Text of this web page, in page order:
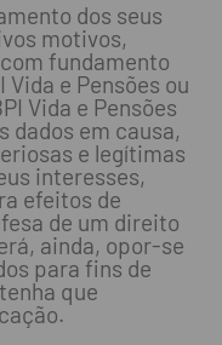
dos seus
motivos,
fundamento
e Pensões ou
Vida e Pensões
dados em causa,
e legítimas
interesses,
efeitos de
de um direito
ainda, opor-se
para fins de
que